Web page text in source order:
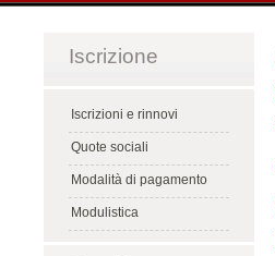
Iscrizione
Iscrizioni e rinnovi
Quote sociali
Modalità di pagamento
Modulistica